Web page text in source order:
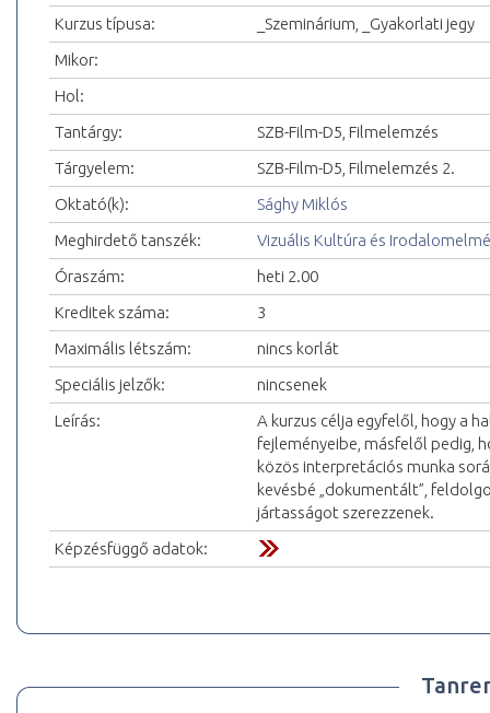
Kurzus típusa:
_Szeminárium, _Gyakorlati jegy
Mikor:
Hol:
Tantárgy:
SZB-Film-D5, Filmelemzés
Tárgyelem:
SZB-Film-D5, Filmelemzés 2.
Oktató(k):
Sághy Miklós
Meghirdető tanszék:
Vizuális Kultúra és
Óraszám:
heti 2.00
Kreditek száma:
3
Maximális létszám:
nincs korlát
Speciális jelzők:
nincsenek
Leírás:
A kurzus célja egyfelől, hogy a
fejleményeibe, másfelől pedig,
közös interpretációs munka
kevésbé „dokumentált”,
jártasságot szerezzenek.
Képzésfüggő adatok: